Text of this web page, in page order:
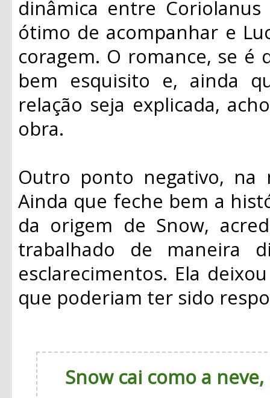
dinâmica entre
ótimo de acompanhar e
coragem. O romance, se é
bem esquisito e, ainda
relação seja explicada,
obra.
Outro ponto negativo,
Ainda que feche bem a
da origem de Snow,
trabalhado de maneira
esclarecimentos. Ela
que poderiam ter sido
Snow cai como a